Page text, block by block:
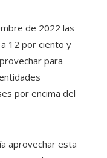
de 2022 las
12 por ciento y
para
por encima del
aprovechar esta